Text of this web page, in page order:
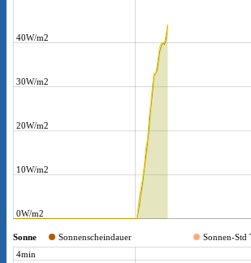
Niederschlag
Karten & Modelle
Satellitenbild Schweiz (sichtbar)
Satellitenbild Europa (infrarot)
Niederschlagsradar Europa
Blitze Mittel-/Westeuropa
Frontenanalyse
GFS – Modellkarte
ECMWF – Modellkarte
GEFS – Ensemble
Wissenswertes
Bise